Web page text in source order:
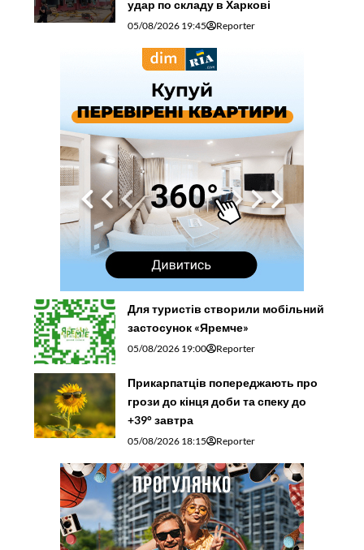
удар по складу в Харкові
05/08/2026 19:45 Reporter
Для туристів створили мобільний
застосунок «Яремче»
05/08/2026 19:00 Reporter
Прикарпатців попереджають про
грози до кінця доби та спеку до
+39° завтра
05/08/2026 18:15 Reporter